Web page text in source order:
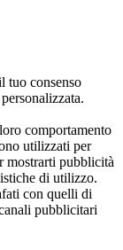
tuo consenso
comportamento
utilizzati per
mostrarti pubblicità
di utilizzo.
con quelli di
pubblicitari